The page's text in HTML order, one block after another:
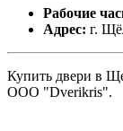
Рабочие
Адрес: г.
Купить двери в
ООО "Dverikris".